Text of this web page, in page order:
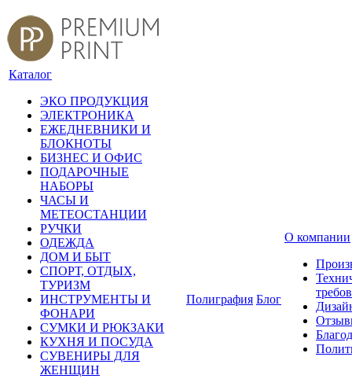
Каталог
ЭКО ПРОДУКЦИЯ
ЭЛЕКТРОНИКА
ЕЖЕДНЕВНИКИ И
БЛОКНОТЫ
БИЗНЕС И ОФИС
ПОДАРОЧНЫЕ
НАБОРЫ
ЧАСЫ И
МЕТЕОСТАНЦИИ
РУЧКИ
ОДЕЖДА
ДОМ И БЫТ
СПОРТ, ОТДЫХ,
ТУРИЗМ
ИНСТРУМЕНТЫ И
ФОНАРИ
СУМКИ И РЮКЗАКИ
КУХНЯ И ПОСУДА
СУВЕНИРЫ ДЛЯ
ЖЕНЩИН
Полиграфия Блог
О компании